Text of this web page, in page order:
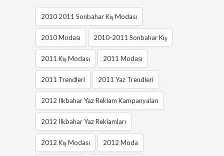
2010 2011 Sonbahar Kış Modası
2010 Modası 2010-2011 Sonbahar Kış
2011 Kış Modası 2011 Modası
2011 Trendleri 2011 Yaz Trendleri
2012 Ilkbahar Yaz Reklam Kampanyaları
2012 Ilkbahar Yaz Reklamları
2012 Kış Modası 2012 Moda